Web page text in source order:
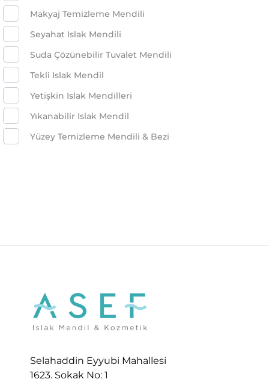
Makyaj Temizleme Mendili
Seyahat Islak Mendili
Suda Çözünebilir Tuvalet Mendili
Tekli Islak Mendil
Yetişkin Islak Mendilleri
Yıkanabilir Islak Mendil
Yüzey Temizleme Mendili & Bezi
Selahaddin Eyyubi Mahallesi
1623. Sokak No: 1